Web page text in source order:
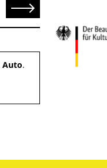
Senden
Auto.